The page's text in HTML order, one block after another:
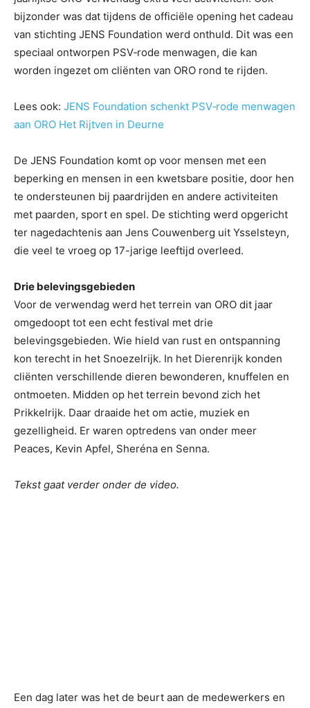
bijzonder was dat tijdens de officiële opening het cadeau
van stichting JENS Foundation werd onthuld. Dit was een
speciaal ontworpen PSV‑rode menwagen, die kan
worden ingezet om cliënten van ORO rond te rijden.
Lees ook: JENS Foundation schenkt PSV‑rode menwagen
aan ORO Het Rijtven in Deurne
De JENS Foundation komt op voor mensen met een
beperking en mensen in een kwetsbare positie, door hen
te ondersteunen bij paardrijden en andere activiteiten
met paarden, sport en spel. De stichting werd opgericht
ter nagedachtenis aan Jens Couwenberg uit Ysselsteyn,
die veel te vroeg op 17-jarige leeftijd overleed.
Drie belevingsgebieden
Voor de verwendag werd het terrein van ORO dit jaar
omgedoopt tot een echt festival met drie
belevingsgebieden. Wie hield van rust en ontspanning
kon terecht in het Snoezelrijk. In het Dierenrijk konden
cliënten verschillende dieren bewonderen, knuffelen en
ontmoeten. Midden op het terrein bevond zich het
Prikkelrijk. Daar draaide het om actie, muziek en
gezelligheid. Er waren optredens van onder meer
Peaces, Kevin Apfel, Sheréna en Senna.
Tekst gaat verder onder de video.
Een dag later was het de beurt aan de medewerkers en